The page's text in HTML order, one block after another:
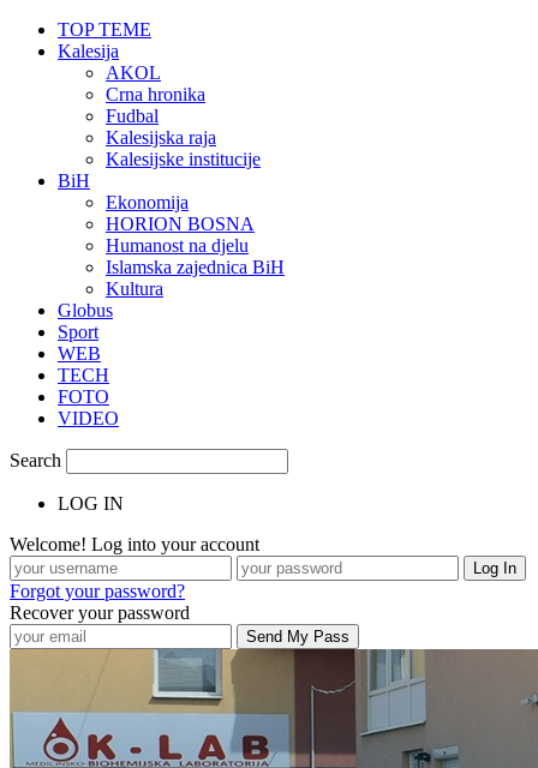
TOP TEME
Kalesija
AKOL
Crna hronika
Fudbal
Kalesijska raja
Kalesijske institucije
BiH
Ekonomija
HORION BOSNA
Humanost na djelu
Islamska zajednica BiH
Kultura
Globus
Sport
WEB
TECH
FOTO
VIDEO
Search
LOG IN
Welcome! Log into your account
Forgot your password?
Recover your password